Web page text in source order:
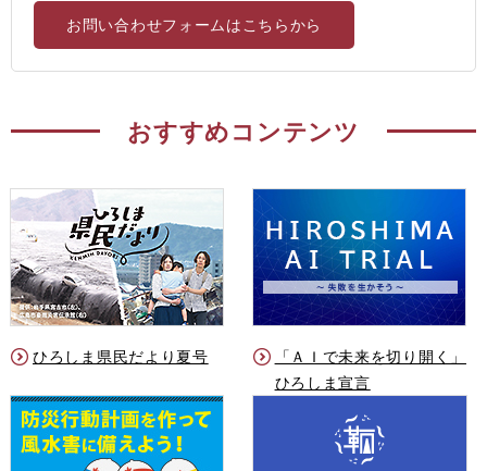
お問い合わせフォームはこちらから
おすすめコンテンツ
ひろしま県民だより夏号
「ＡＩで未来を切り開く」
ひろしま宣言